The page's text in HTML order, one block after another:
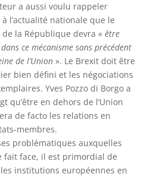
a aussi voulu rappeler
l’actualité nationale que le
la République devra « être
ce mécanisme sans précédent
de l’Union». Le Brexit doit être
bien défini et les négociations
Yves Pozzo di Borgo a
qu’être en dehors de l’Union
de facto les relations en
membres.
problématiques auxquelles
fait face, il est primordial de
institutions européennes en